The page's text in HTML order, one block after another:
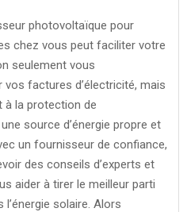
photovoltaïque pour
chez vous peut faciliter votre
seulement vous
vos factures d’électricité, mais
à la protection de
source d’énergie propre et
un fournisseur de confiance,
des conseils d’experts et
aider à tirer le meilleur parti
solaire. Alors